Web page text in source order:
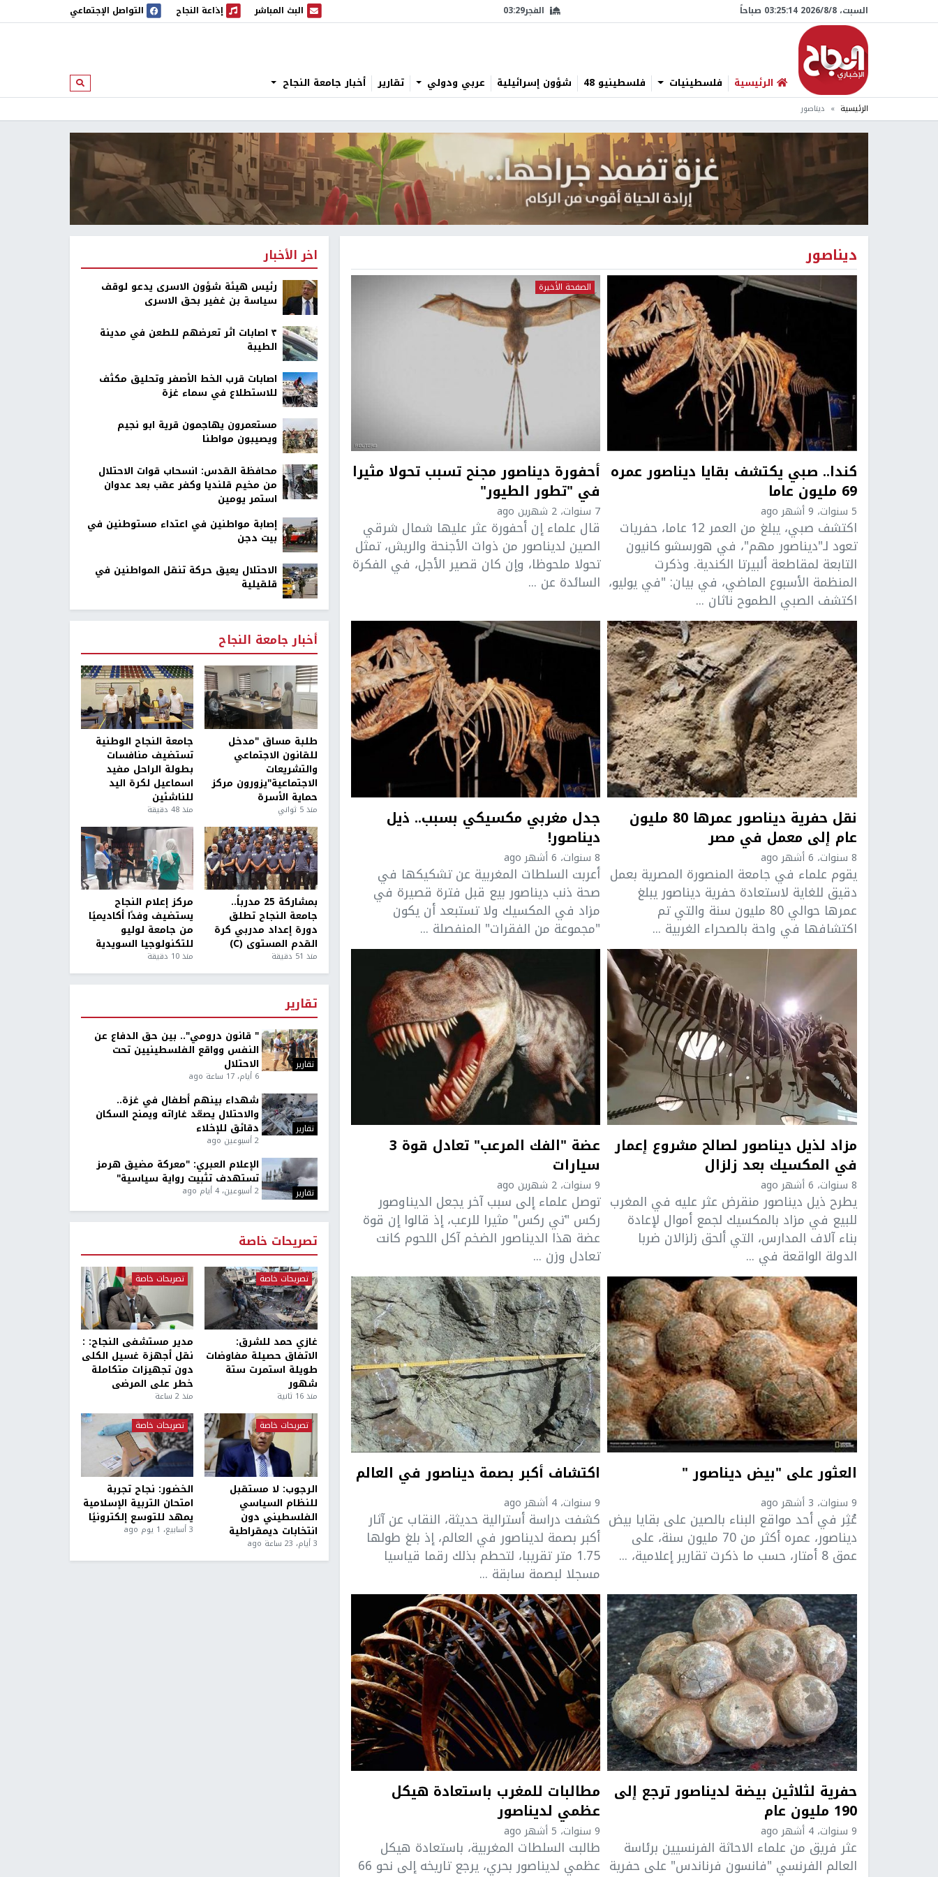
السبت، 8/‏8/‏2026 03:25:15 صباحاً الفجر03:29 البث المباشر
البث المباشر إذاعة النجاح
إذاعة النجاح التواصل الإجتماعي
الرئيسية فلسطينيات فلسطينيو 48 شؤون إسرائيلية عربي ودولي تقارير أخبار جامعة النجاح ابحث
الرئيسية ديناصور
ديناصور
كندا.. صبي يكتشف بقايا ديناصور عمره
69 مليون عاما
5 سنوات، 9 أشهر ago
اكتشف صبي، يبلغ من العمر 12 عاما، حفريات
تعود لـ"ديناصور مهم"، في هورسشو كانيون
التابعة لمقاطعة ألبيرتا الكندية. وذكرت
المنظمة الأسبوع الماضي، في بيان: "في يوليو،
اكتشف الصبي الطموح ناثان ...
الصفحة الأخيرة
أحفورة ديناصور مجنح تسبب تحولا مثيرا
في "تطور الطيور"
7 سنوات، 2 شهرين ago
قال علماء إن أحفورة عثر عليها شمال شرقي
الصين لديناصور من ذوات الأجنحة والريش، تمثل
تحولا ملحوظا، وإن كان قصير الأجل، في الفكرة
السائدة عن ...
نقل حفرية ديناصور عمرها 80 مليون
عام إلى معمل في مصر
8 سنوات، 6 أشهر ago
يقوم علماء في جامعة المنصورة المصرية بعمل
دقيق للغاية لاستعادة حفرية ديناصور يبلغ
عمرها حوالي 80 مليون سنة والتي تم
اكتشافها في واحة بالصحراء الغربية ...
جدل مغربي مكسيكي بسبب.. ذيل
ديناصور!
8 سنوات، 6 أشهر ago
أعربت السلطات المغربية عن تشكيكها في
صحة ذنب ديناصور بيع قبل فترة قصيرة في
مزاد في المكسيك ولا تستبعد أن يكون
"مجموعة من الفقرات" المنفصلة ...
مزاد لذيل ديناصور لصالح مشروع إعمار
في المكسيك بعد زلزال
8 سنوات، 6 أشهر ago
يطرح ذيل ديناصور منقرض عثر عليه في المغرب
للبيع في مزاد بالمكسيك لجمع أموال لإعادة
بناء آلاف المدارس، التي ألحق زلزالان ضربا
الدولة الواقعة في ...
عضة "الفك المرعب" تعادل قوة 3
سيارات
9 سنوات، 2 شهرين ago
توصل علماء إلى سبب آخر يجعل الديناوصور
ركس "تي ركس" مثيرا للرعب، إذ قالوا إن قوة
عضة هذا الديناصور الضخم آكل اللحوم كانت
تعادل وزن ...
العثور على "بيض ديناصور "
9 سنوات، 3 أشهر ago
عُثِر في أحد مواقع البناء بالصين على بقايا بيض
ديناصور، عمره أكثر من 70 مليون سنة، على
عمق 8 أمتار، حسب ما ذكرت تقارير إعلامية، ...
اكتشاف أكبر بصمة ديناصور في العالم
9 سنوات، 4 أشهر ago
كشفت دراسة أسترالية حديثة، النقاب عن آثار
أكبر بصمة لديناصور في العالم، إذ بلغ طولها
1.75 متر تقريبا، لتحطم بذلك رقما قياسيا
مسجلا لبصمة سابقة ...
حفرية لثلاثين بيضة لديناصور ترجع إلى
190 مليون عام
9 سنوات، 4 أشهر ago
عثر فريق من علماء الاحاثة الفرنسيين برئاسة
العالم الفرنسي "فانسون فرناندس" على حفرية
مطالبات للمغرب باستعادة هيكل
عظمي لديناصور
9 سنوات، 5 أشهر ago
طالبت السلطات المغربية، باستعادة هيكل
عظمي لديناصور بحري، يرجع تاريخه إلى نحو 66
اخر الأخبار
رئيس هيئة شؤون الاسرى يدعو لوقف
سياسة بن غفير بحق الاسرى
٣ اصابات اثر تعرضهم للطعن في مدينة
الطيبة
اصابات قرب الخط الأصفر وتحليق مكثف
للاستطلاع في سماء غزة
مستعمرون يهاجمون قرية ابو نجيم
ويصيبون مواطنا
محافظة القدس: انسحاب قوات الاحتلال
من مخيم قلنديا وكفر عقب بعد عدوان
استمر يومين
إصابة مواطنين في اعتداء مستوطنين في
بيت دجن
الاحتلال يعيق حركة تنقل المواطنين في
قلقيلية
أخبار جامعة النجاح
طلبة مساق "مدخل
للقانون الاجتماعي
والتشريعات
الاجتماعية"يزورون مركز
حماية الأسرة
منذ 5 ثواني
جامعة النجاح الوطنية
تستضيف منافسات
بطولة الراحل مفيد
اسماعيل لكرة اليد
للناشئين
منذ 48 دقيقة
بمشاركة 25 مدرباً..
جامعة النجاح تطلق
دورة إعداد مدربي كرة
القدم المستوى (C)
منذ 51 دقيقة
مركز إعلام النجاح
يستضيف وفدًا أكاديميًا
من جامعة لوليو
للتكنولوجيا السويدية
منذ 10 دقيقة
تقارير
تقارير
" قانون درومي".. بين حق الدفاع عن
النفس وواقع الفلسطينيين تحت
الاحتلال
6 أيام، 17 ساعة ago
تقارير
شهداء بينهم أطفال في غزة..
والاحتلال يصعّد غاراته ويمنح السكان
دقائق للإخلاء
2 أسبوعين ago
تقارير
الإعلام العبري: "معركة مضيق هرمز
تستهدف تثبيت رواية سياسية"
2 أسبوعين، 4 أيام ago
تصريحات خاصة
تصريحات خاصة
غازي حمد للشرق:
الاتفاق حصيلة مفاوضات
طويلة استمرت ستة
شهور
منذ 16 ثانية
تصريحات خاصة
مدير مستشفى النجاح: :
نقل أجهزة غسيل الكلى
دون تجهيزات متكاملة
خطر على المرضى
منذ 2 ساعة
تصريحات خاصة
الرجوب: لا مستقبل
للنظام السياسي
الفلسطيني دون
انتخابات ديمقراطية
3 أيام، 23 ساعة ago
تصريحات خاصة
الخضور: نجاح تجربة
امتحان التربية الإسلامية
يمهد للتوسع إلكترونيًا
3 أسابيع، 1 يوم ago